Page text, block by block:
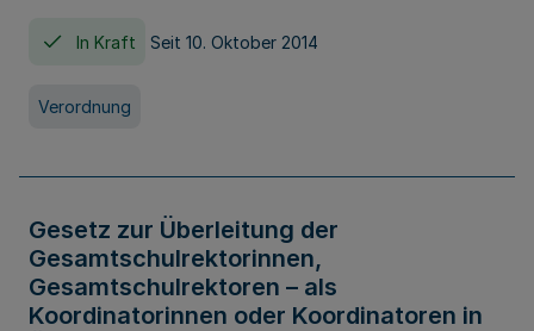
In Kraft Seit 10. Oktober 2014
Verordnung
Gesetz zur Überleitung der
Gesamtschulrektorinnen,
Gesamtschulrektoren – als
Koordinatorinnen oder Koordinatoren in